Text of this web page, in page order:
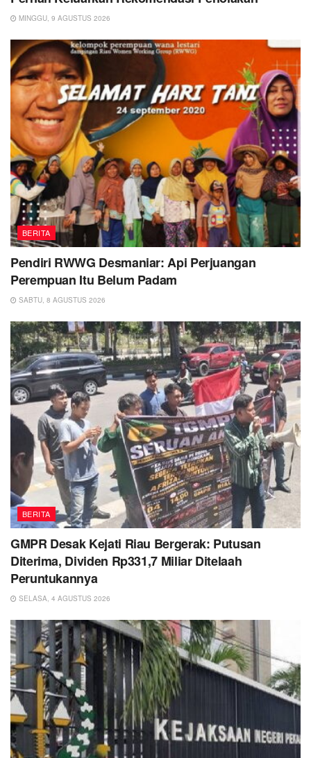
MINGGU, 9 AGUSTUS 2026
BERITA
Pendiri RWWG Desmaniar: Api Perjuangan
Perempuan Itu Belum Padam
SABTU, 8 AGUSTUS 2026
BERITA
GMPR Desak Kejati Riau Bergerak: Putusan
Diterima, Dividen Rp331,7 Miliar Ditelaah
Peruntukannya
SELASA, 4 AGUSTUS 2026